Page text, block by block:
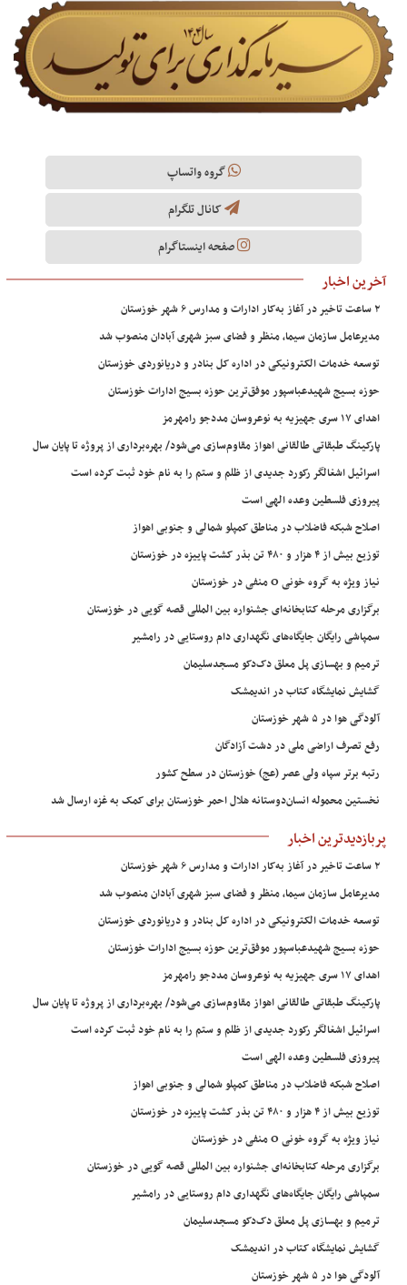
گروه واتساپ
کانال تلگرام
صفحه اینستاگرام
آخرین اخبار
۲ ساعت تاخیر در آغاز به‌کار ادارات و مدارس ۶ شهر خوزستان
مدیرعامل سازمان سیما، منظر و فضای سبز شهری آبادان منصوب شد
توسعه خدمات الکترونیکی در اداره کل بنادر و دریانوردی خوزستان
حوزه بسیج شهیدعباسپور موفق‌ترین حوزه بسیج ادارات خوزستان
اهدای ۱۷ سری جهیزیه به نوعروسان مددجو رامهرمز
پارکینگ طبقاتی طالقانی اهواز مقاوم‌سازی می‌شود/ بهره‌برداری از پروژه تا پایان سال
اسرائیل اشغالگر رکورد جدیدی از ظلم و ستم را به نام خود ثبت کرده است
پیروزی فلسطین وعده الهی است
اصلاح شبکه فاضلاب در مناطق کمپلو شمالی و جنوبی اهواز
توزیع بیش از ۴ هزار و ۴۸۰ تن بذر کشت پاییزه در خوزستان
نیاز ویژه به گروه خونی O منفی در خوزستان
برگزاری مرحله کتابخانه‌ای جشنواره بین المللی قصه گویی در خوزستان
سمپاشی رایگان جایگاه‌های نگهداری دام روستایی در رامشیر
ترمیم و بهسازی پل معلق دک‌دکو مسجدسلیمان
گشایش نمایشگاه کتاب در اندیمشک
آلودگی هوا در ۵ شهر خوزستان
رفع تصرف اراضی ملی در دشت آزادگان
رتبه برتر سپاه ولی عصر (عج) خوزستان در سطح کشور
نخستین محموله انسان‌دوستانه هلال احمر خوزستان برای کمک به غزه ارسال شد
پربازدیدترین اخبار
۲ ساعت تاخیر در آغاز به‌کار ادارات و مدارس ۶ شهر خوزستان
مدیرعامل سازمان سیما، منظر و فضای سبز شهری آبادان منصوب شد
توسعه خدمات الکترونیکی در اداره کل بنادر و دریانوردی خوزستان
حوزه بسیج شهیدعباسپور موفق‌ترین حوزه بسیج ادارات خوزستان
اهدای ۱۷ سری جهیزیه به نوعروسان مددجو رامهرمز
پارکینگ طبقاتی طالقانی اهواز مقاوم‌سازی می‌شود/ بهره‌برداری از پروژه تا پایان سال
اسرائیل اشغالگر رکورد جدیدی از ظلم و ستم را به نام خود ثبت کرده است
پیروزی فلسطین وعده الهی است
اصلاح شبکه فاضلاب در مناطق کمپلو شمالی و جنوبی اهواز
توزیع بیش از ۴ هزار و ۴۸۰ تن بذر کشت پاییزه در خوزستان
نیاز ویژه به گروه خونی O منفی در خوزستان
برگزاری مرحله کتابخانه‌ای جشنواره بین المللی قصه گویی در خوزستان
سمپاشی رایگان جایگاه‌های نگهداری دام روستایی در رامشیر
ترمیم و بهسازی پل معلق دک‌دکو مسجدسلیمان
گشایش نمایشگاه کتاب در اندیمشک
آلودگی هوا در ۵ شهر خوزستان